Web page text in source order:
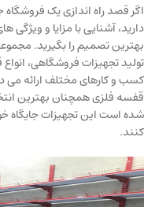
اگر قصد راه اندازی یک
دارید، آشنایی با مزایا و
بهترین تصمیم را بگیرید.
تولید تجهیزات فروشگاهی، انواع
کسب و کارهای مختلف ارائه می
قفسه فلزی همچنان بهترین
شده است این تجهیزات جایگاه
کنند.